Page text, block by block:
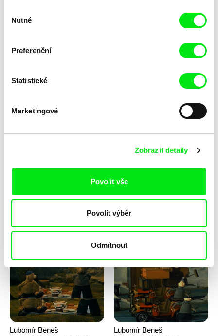
souhlasu
Nutné
Preferenční
Statistické
Marketingové
Zobrazit detaily
Povolit vše
Povolit výběr
Odmítnout
Lubomír Beneš
Lubomír Beneš
Lubomír Beneš